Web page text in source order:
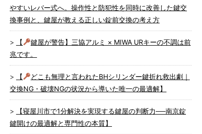
やすいレバー式へ。操作性と防犯性を同時に改善した鍵交
換事例と、鍵屋が教える正しい錠前交換の考え方
【
鍵屋が警告】三協アルミ × MIWA URキーの不調は前
兆です。
【
どこも無理と言われたBHシリンダー鍵折れ救出劇｜
交換NG・破壊NGの状況から導いた唯一の最適解】
【寝屋川市で1分解決を実現する鍵屋の判断力──南京錠
鍵開けの最適解と専門性の本質】